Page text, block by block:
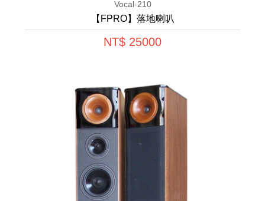
Vocal-210
【FPRO】落地喇叭
NT$ 25000